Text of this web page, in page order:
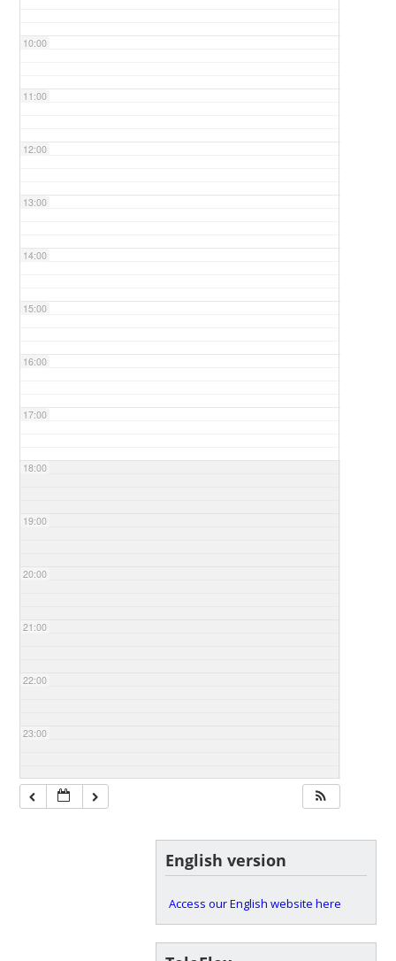
10:00
11:00
12:00
13:00
14:00
15:00
16:00
17:00
18:00
19:00
20:00
21:00
22:00
23:00
English version
Access our English website here